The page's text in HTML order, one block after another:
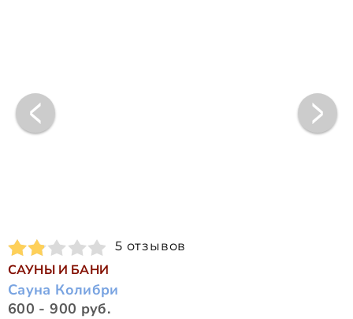
5 отзывов
САУНЫ И БАНИ
Сауна Колибри
600 - 900 руб.